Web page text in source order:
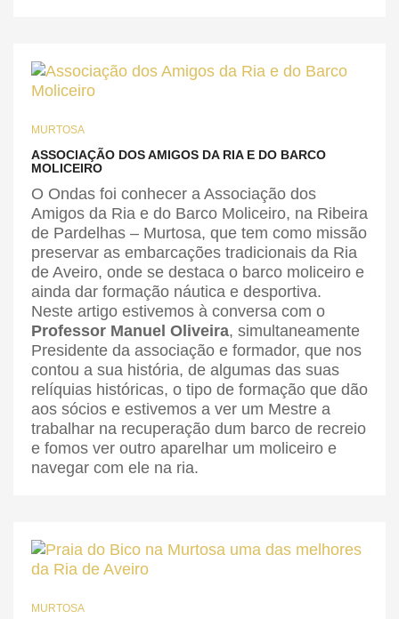
MURTOSA
ASSOCIAÇÃO DOS AMIGOS DA RIA E DO BARCO
MOLICEIRO
O Ondas foi conhecer a Associação dos
Amigos da Ria e do Barco Moliceiro, na Ribeira
de Pardelhas – Murtosa, que tem como missão
preservar as embarcações tradicionais da Ria
de Aveiro, onde se destaca o barco moliceiro e
ainda dar formação náutica e desportiva.
Neste artigo estivemos à conversa com o
Professor Manuel Oliveira, simultaneamente
Presidente da associação e formador, que nos
contou a sua história, de algumas das suas
relíquias históricas, o tipo de formação que dão
aos sócios e estivemos a ver um Mestre a
trabalhar na recuperação dum barco de recreio
e fomos ver outro aparelhar um moliceiro e
navegar com ele na ria.
MURTOSA